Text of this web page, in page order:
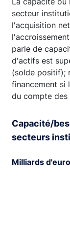
secteur
l'acquisition
parle de
d'actifs est
(solde positif);
financement si
du compte des
Capacité/
secteurs
Milliards